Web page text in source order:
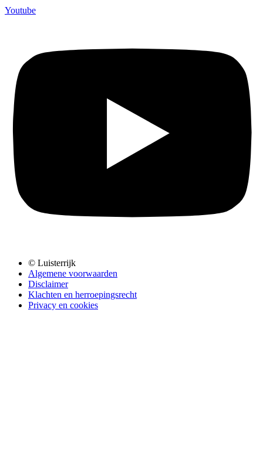
Youtube
© Luisterrijk
Algemene voorwaarden
Disclaimer
Klachten en herroepingsrecht
Privacy en cookies